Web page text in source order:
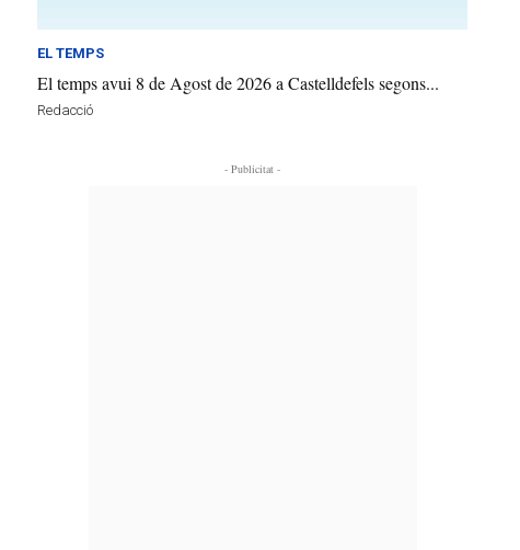
EL TEMPS
El temps avui 8 de Agost de 2026 a Castelldefels segons...
Redacció
- Publicitat -